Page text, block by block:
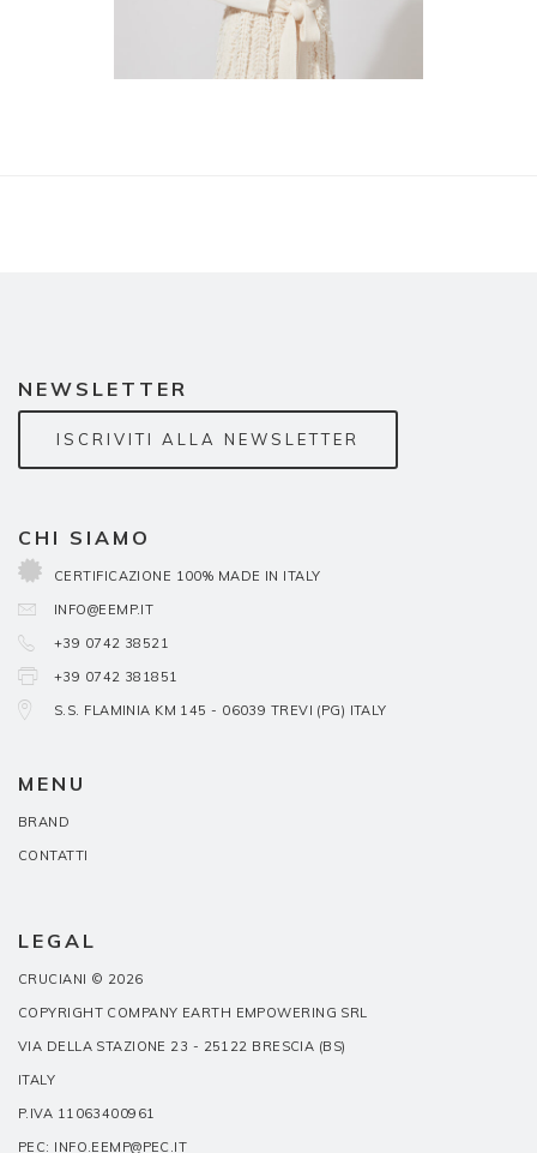
NEWSLETTER
ISCRIVITI ALLA NEWSLETTER
CHI SIAMO
CERTIFICAZIONE 100% MADE IN ITALY
INFO@EEMP.IT
+39 0742 38521
+39 0742 381851
S.S. FLAMINIA KM 145 - 06039 TREVI (PG) ITALY
MENU
BRAND
CONTATTI
LEGAL
CRUCIANI © 2026
COPYRIGHT COMPANY EARTH EMPOWERING SRL
VIA DELLA STAZIONE 23 - 25122 BRESCIA (BS)
ITALY
P.IVA 11063400961
PEC: INFO.EEMP@PEC.IT